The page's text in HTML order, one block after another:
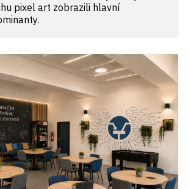
pixel art zobrazili hlavní